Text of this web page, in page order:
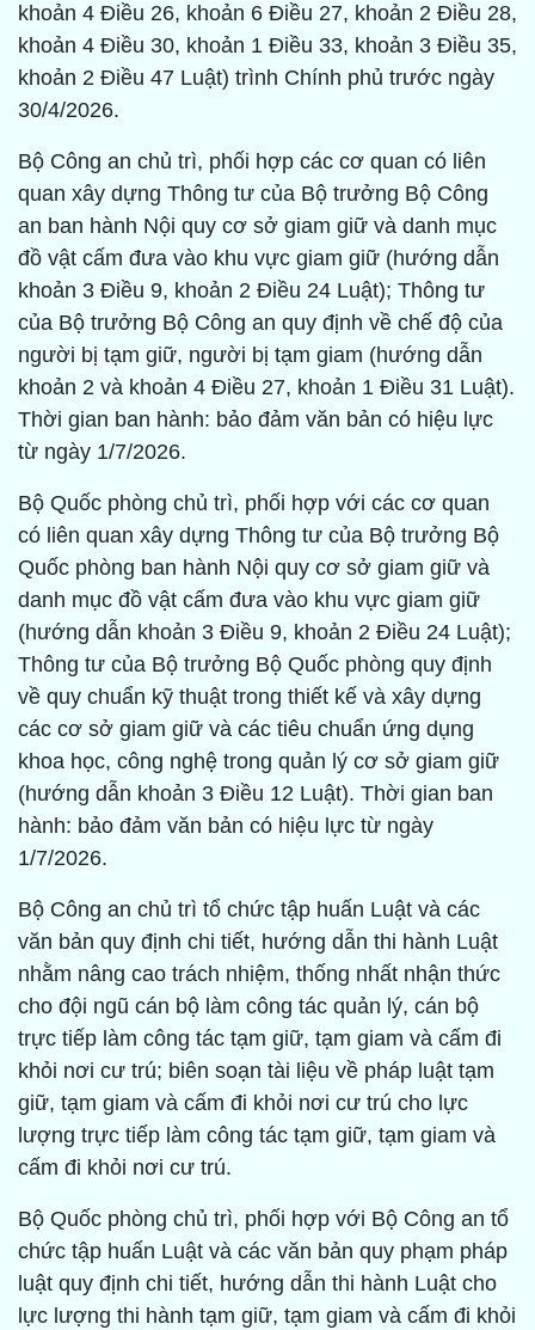
khoản 4 Điều 26, khoản 6 Điều 27, khoản 2 Điều 28,
khoản 4 Điều 30, khoản 1 Điều 33, khoản 3 Điều 35,
khoản 2 Điều 47 Luật) trình Chính phủ trước ngày
30/4/2026.
Bộ Công an chủ trì, phối hợp các cơ quan có liên
quan xây dựng Thông tư của Bộ trưởng Bộ Công
an ban hành Nội quy cơ sở giam giữ và danh mục
đồ vật cấm đưa vào khu vực giam giữ (hướng dẫn
khoản 3 Điều 9, khoản 2 Điều 24 Luật); Thông tư
của Bộ trưởng Bộ Công an quy định về chế độ của
người bị tạm giữ, người bị tạm giam (hướng dẫn
khoản 2 và khoản 4 Điều 27, khoản 1 Điều 31 Luật).
Thời gian ban hành: bảo đảm văn bản có hiệu lực
từ ngày 1/7/2026.
Bộ Quốc phòng chủ trì, phối hợp với các cơ quan
có liên quan xây dựng Thông tư của Bộ trưởng Bộ
Quốc phòng ban hành Nội quy cơ sở giam giữ và
danh mục đồ vật cấm đưa vào khu vực giam giữ
(hướng dẫn khoản 3 Điều 9, khoản 2 Điều 24 Luật);
Thông tư của Bộ trưởng Bộ Quốc phòng quy định
về quy chuẩn kỹ thuật trong thiết kế và xây dựng
các cơ sở giam giữ và các tiêu chuẩn ứng dụng
khoa học, công nghệ trong quản lý cơ sở giam giữ
(hướng dẫn khoản 3 Điều 12 Luật). Thời gian ban
hành: bảo đảm văn bản có hiệu lực từ ngày
1/7/2026.
Bộ Công an chủ trì tổ chức tập huấn Luật và các
văn bản quy định chi tiết, hướng dẫn thi hành Luật
nhằm nâng cao trách nhiệm, thống nhất nhận thức
cho đội ngũ cán bộ làm công tác quản lý, cán bộ
trực tiếp làm công tác tạm giữ, tạm giam và cấm đi
khỏi nơi cư trú; biên soạn tài liệu về pháp luật tạm
giữ, tạm giam và cấm đi khỏi nơi cư trú cho lực
lượng trực tiếp làm công tác tạm giữ, tạm giam và
cấm đi khỏi nơi cư trú.
Bộ Quốc phòng chủ trì, phối hợp với Bộ Công an tổ
chức tập huấn Luật và các văn bản quy phạm pháp
luật quy định chi tiết, hướng dẫn thi hành Luật cho
lực lượng thi hành tạm giữ, tạm giam và cấm đi khỏi